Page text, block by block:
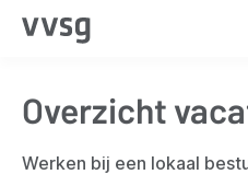
Overslaan
gaan
Overzicht
Werken bij een lokaal